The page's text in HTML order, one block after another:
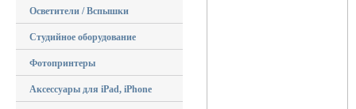
Осветители / Вспышки
Студийное оборудование
Фотопринтеры
Аксессуары для iPad, iPhone